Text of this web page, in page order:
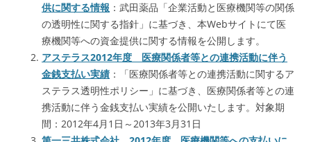
供に関する情報 ：武田薬品「企業活動と医療機関等の関係
の透明性に関する指針」に基づき、本Webサイトにて医
療機関等への資金提供に関する情報を公開します。
アステラス2012年度 医療関係者等との連携活動に伴う
金銭支払い実績 ：「医療関係者等との連携活動に関するア
ステラス透明性ポリシー」に基づき、医療関係者等との連
携活動に伴う金銭支払い実績を公開いたします。対象期
間：2012年4月1日～2013年3月31日